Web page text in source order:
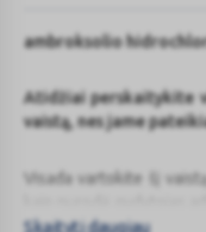
ambroksolio
Atidžiai perskaitykite
vaistą, nes jame
Visada vartokite šį
Skaityti daugiau